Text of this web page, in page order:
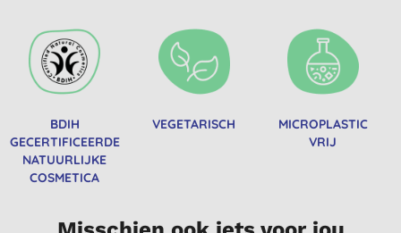
BDIH
GECERTIFICEERDE
NATUURLIJKE
COSMETICA
VEGETARISCH
MICROPLASTIC
VRIJ